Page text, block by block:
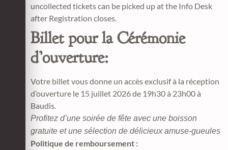
uncollected tickets can be picked up at the Info Desk
after Registration closes.
Billet pour la Cérémonie
d’ouverture:
Votre billet vous donne un accès exclusif à la réception
d’ouverture le 15 juillet 2026 de 19h30 à 23h00 à
Baudis.
Profitez d’une soirée de fête avec une boisson
gratuite et une sélection de délicieux amuse-gueules
Politique de remboursement :